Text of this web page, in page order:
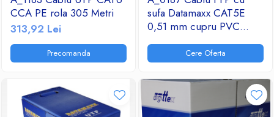
CCA PE rola 305 Metri
313,92 Lei
Precomanda
sufa Datamaxx CAT5E
0,51 mm cupru PVC
Cere Oferta